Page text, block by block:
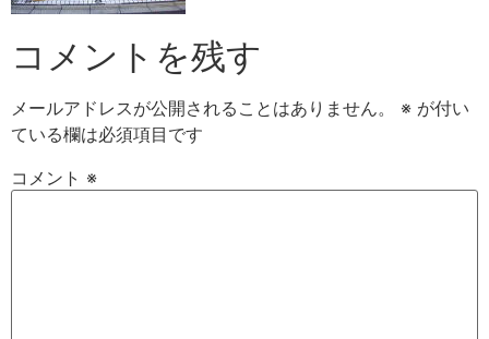
コメントを残す
メールアドレスが公開されることはありません。 ※ が付い
ている欄は必須項目です
コメント ※